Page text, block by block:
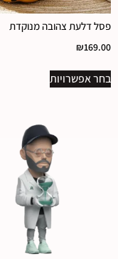
פסל דלעת צהובה מנוקדת
₪169.00
בחר אפשרויות